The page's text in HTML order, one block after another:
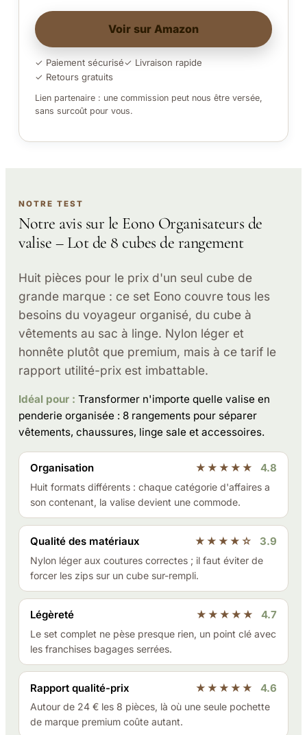
Voir sur Amazon
✓ Paiement sécurisé✓ Livraison rapide
✓ Retours gratuits
Lien partenaire : une commission peut nous être versée,
sans surcoût pour vous.
NOTRE TEST
Notre avis sur le Eono Organisateurs de
valise – Lot de 8 cubes de rangement
Huit pièces pour le prix d'un seul cube de
grande marque : ce set Eono couvre tous les
besoins du voyageur organisé, du cube à
vêtements au sac à linge. Nylon léger et
honnête plutôt que premium, mais à ce tarif le
rapport utilité-prix est imbattable.
Idéal pour : Transformer n'importe quelle valise en
penderie organisée : 8 rangements pour séparer
vêtements, chaussures, linge sale et accessoires.
Organisation ★★★★★ 4.8
Huit formats différents : chaque catégorie d'affaires a
son contenant, la valise devient une commode.
Qualité des matériaux ★★★★☆ 3.9
Nylon léger aux coutures correctes ; il faut éviter de
forcer les zips sur un cube sur-rempli.
Légèreté ★★★★★ 4.7
Le set complet ne pèse presque rien, un point clé avec
les franchises bagages serrées.
Rapport qualité-prix ★★★★★ 4.6
Autour de 24 € les 8 pièces, là où une seule pochette
de marque premium coûte autant.